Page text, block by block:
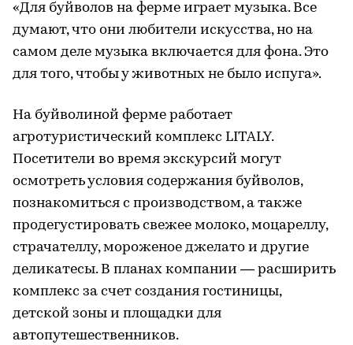
«Для буйволов на ферме играет музыка. Все
думают, что они любители искусства, но на
самом деле музыка включается для фона. Это
для того, чтобы у животных не было испуга».
На буйволиной ферме работает
агротуристический комплекс LITALY.
Посетители во время экскурсий могут
осмотреть условия содержания буйволов,
познакомиться с производством, а также
продегустировать свежее молоко, моцареллу,
страчателлу, мороженое джелато и другие
деликатесы. В планах компании — расширить
комплекс за счет создания гостиницы,
детской зоны и площадки для
автопутешественников.